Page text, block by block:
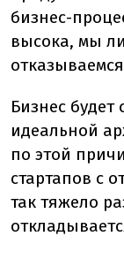
бизнес-
высока, мы
Бизнес будет
идеальной
по этой
стартапов с
так тяжело